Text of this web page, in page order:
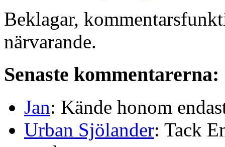
Beklagar,
närvarande.
Senaste kommentarerna:
Jan: Kände honom
Urban Sjölander: Tack